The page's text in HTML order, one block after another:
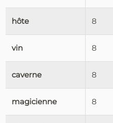
hôte 8
vin 8
caverne 8
magicienne 8